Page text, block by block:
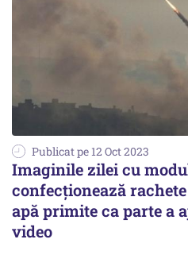
Publicat pe 12 Oct 2023
Imaginile zilei cu
confecționează
apă primite ca parte a
video